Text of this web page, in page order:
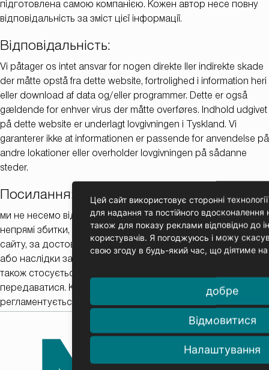
підготовлена самою компанією. Кожен автор несе повну
відповідальність за зміст цієї інформації.
Відповідальність:
Vi påtager os intet ansvar for nogen direkte ller indirekte skade
der måtte opstå fra dette website, fortrolighed i information heri
eller download af data og/eller programmer. Dette er også
gældende for enhver virus der måtte overføres. Indhold udgivet
på dette website er underlagt lovgivningen i Tyskland. Vi
garanterer ikke at informationen er passende for anvendelse på
andre lokationer eller overholder lovgivningen på sådanne
steder.
Посилання:
ми не несемо відповідальності за будь-які прямі або
непрямі збитки, що випливають з використання даного
сайту, за достовірність інформації, що міститься на ньому
або наслідки завантаження даних та/або програм. Це
також стосується будь-яких вірусів, які можуть
передаватися. Контент, оприлюднений на нашому сайті,
регламентується законами Федеративної Республіки
Німеччина. Ми не гарантуємо, що ця інформація підходить
для використання в інших містах чи відповідає
законодавству
Цей сайт використовує сторонні
для надання та постійного вдосконалення
також для показу реклами відповідно до
користувачів. Я погоджуюсь і можу
свою згоду в будь-який час, що діятиме
добре
Відмовитися
Налаштування